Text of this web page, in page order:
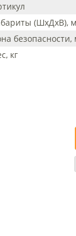
(ШхДхВ),
безопасности,
кг